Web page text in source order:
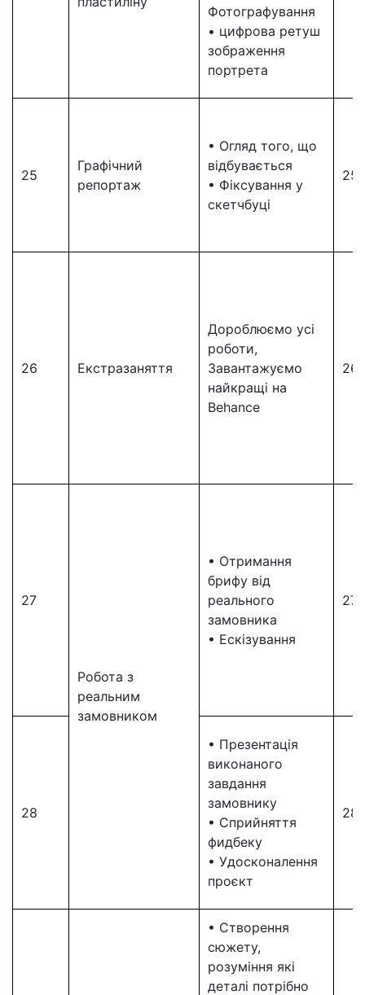
Фотографування
• цифрова ретуш
зображення
портрета
25
Графічний
репортаж
• Огляд того, що
відбувається
• Фіксування у
скетчбуці
25
26 Екстразаняття
Дороблюємо усі
роботи,
Завантажуємо
найкращі на
Behance
26
27
Робота з
реальним
замовником
• Отримання
брифу від
реального
замовника
• Ескізування
27
28
• Презентація
виконаного
завдання
замовнику
• Сприйняття
фидбеку
• Удосконалення
проєкт
28
• Створення
сюжету,
розуміння які
деталі потрібно